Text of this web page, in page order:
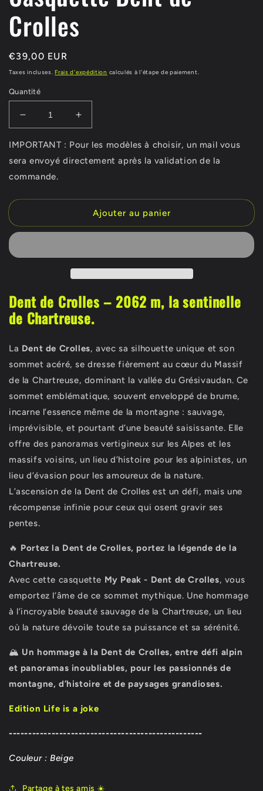
Crolles
Prix
habituel
€39,00 EUR
Taxes incluses. Frais d'expédition calculés à l'étape de paiement.
Quantité
Réduire
la
quantité
de
Casquette
Dent
Augmenter
la
quantité
de
Casquette
IMPORTANT : Pour les modèles à choisir, un mail vous
sera envoyé directement après la validation de la
commande.
Ajouter au panier
Dent de Crolles – 2062 m, la sentinelle
de Chartreuse.
La Dent de Crolles, avec sa silhouette unique et son
sommet acéré, se dresse fièrement au cœur du Massif
de la Chartreuse, dominant la vallée du Grésivaudan. Ce
sommet emblématique, souvent enveloppé de brume,
incarne l’essence même de la montagne : sauvage,
imprévisible, et pourtant d’une beauté saisissante. Elle
offre des panoramas vertigineux sur les Alpes et les
massifs voisins, un lieu d’histoire pour les alpinistes, un
lieu d’évasion pour les amoureux de la nature.
L’ascension de la Dent de Crolles est un défi, mais une
récompense infinie pour ceux qui osent gravir ses
pentes.
🔥 Portez la Dent de Crolles, portez la légende de la
Chartreuse.
Avec cette casquette My Peak - Dent de Crolles, vous
emportez l’âme de ce sommet mythique. Une hommage
à l’incroyable beauté sauvage de la Chartreuse, un lieu
où la nature dévoile toute sa puissance et sa sérénité.
🏔️ Un hommage à la Dent de Crolles, entre défi alpin
et panoramas inoubliables, pour les passionnés de
montagne, d’histoire et de paysages grandioses.
Edition Life is a joke
--------------------------------------------------
Couleur : Beige
Partage à tes amis ☀️